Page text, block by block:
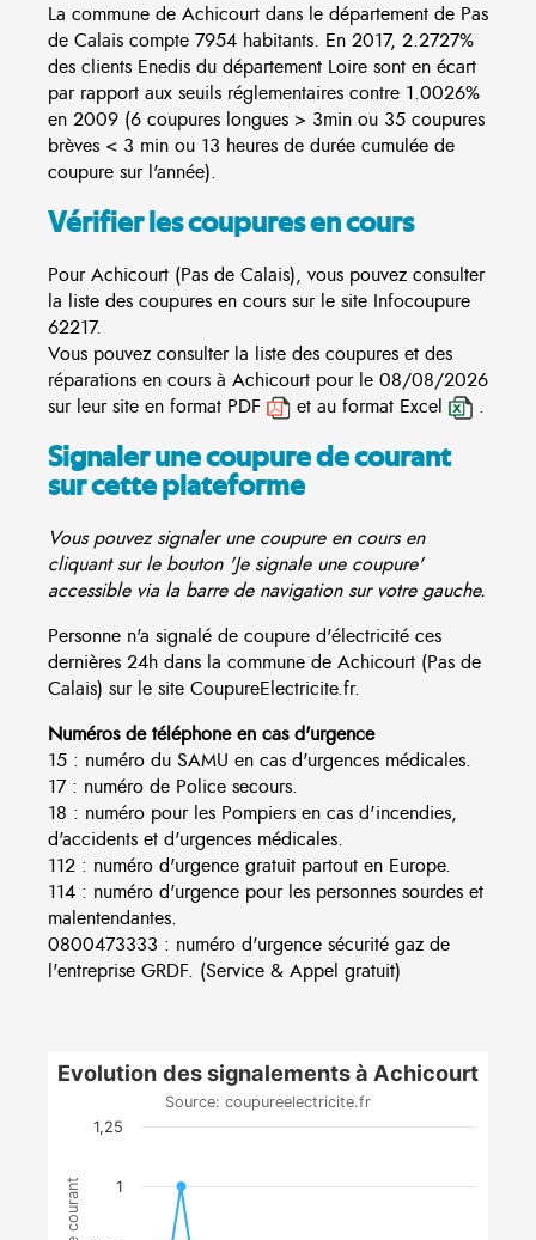
La commune de Achicourt dans le département de Pas
de Calais compte 7954 habitants. En 2017, 2.2727%
des clients Enedis du département Loire sont en écart
par rapport aux seuils réglementaires contre 1.0026%
en 2009 (6 coupures longues > 3min ou 35 coupures
brèves < 3 min ou 13 heures de durée cumulée de
coupure sur l'année).
Vérifier les coupures en cours
Pour Achicourt (Pas de Calais), vous pouvez consulter
la liste des coupures en cours sur le site Infocoupure
62217.
Vous pouvez consulter la liste des coupures et des
réparations en cours à Achicourt pour le 08/08/2026
sur leur site en format PDF
et au format Excel .
Signaler une coupure de courant
sur cette plateforme
Vous pouvez signaler une coupure en cours en
cliquant sur le bouton 'Je signale une coupure'
accessible via la barre de navigation sur votre gauche.
Personne n'a signalé de coupure d'électricité ces
dernières 24h dans la commune de Achicourt (Pas de
Calais) sur le site CoupureElectricite.fr.
Numéros de téléphone en cas d'urgence
15 : numéro du SAMU en cas d'urgences médicales.
17 : numéro de Police secours.
18 : numéro pour les Pompiers en cas d'incendies,
d'accidents et d'urgences médicales.
112 : numéro d'urgence gratuit partout en Europe.
114 : numéro d'urgence pour les personnes sourdes et
malentendantes.
0800473333 : numéro d'urgence sécurité gaz de
l'entreprise GRDF. (Service & Appel gratuit)
Evolution des signalements à Achicourt
Source: coupureelectricite.fr
1
1,25